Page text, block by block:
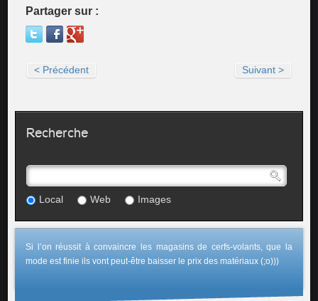
Partager sur :
< Précédent Suivant >
Recherche
Local Web Images
Si l’on réussit à convaincre les magasins de cerfs-volants, que la
mode est finie ils vont peut-être baisser le prix des matériaux (;o)))